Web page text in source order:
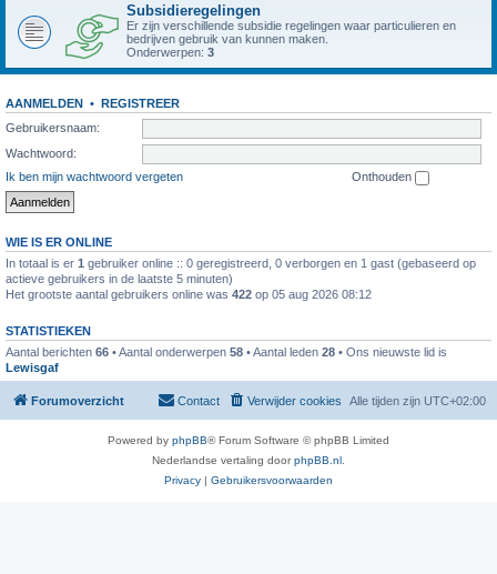
Subsidieregelingen
Er zijn verschillende subsidie regelingen waar particulieren en
bedrijven gebruik van kunnen maken.
Onderwerpen: 3
AANMELDEN • REGISTREER
Gebruikersnaam:
Wachtwoord:
Ik ben mijn wachtwoord vergeten
Onthouden
WIE IS ER ONLINE
In totaal is er 1 gebruiker online :: 0 geregistreerd, 0 verborgen en 1 gast (gebaseerd op
actieve gebruikers in de laatste 5 minuten)
Het grootste aantal gebruikers online was 422 op 05 aug 2026 08:12
STATISTIEKEN
Aantal berichten 66 • Aantal onderwerpen 58 • Aantal leden 28 • Ons nieuwste lid is
Lewisgaf
Forumoverzicht Alle tijden zijn UTC+02:00
Verwijder cookies
Contact
Powered by phpBB® Forum Software © phpBB Limited
Nederlandse vertaling doorphpBB.nl
Privacy | Gebruikersvoorwaarden